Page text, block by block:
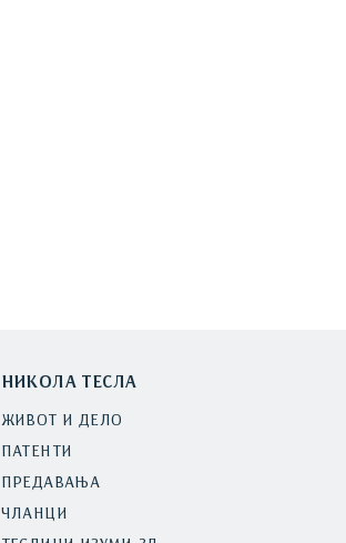
НИКОЛА ТЕСЛА
ЖИВОТ И ДЕЛО
ПАТЕНТИ
ПРЕДАВАЊА
ЧЛАНЦИ